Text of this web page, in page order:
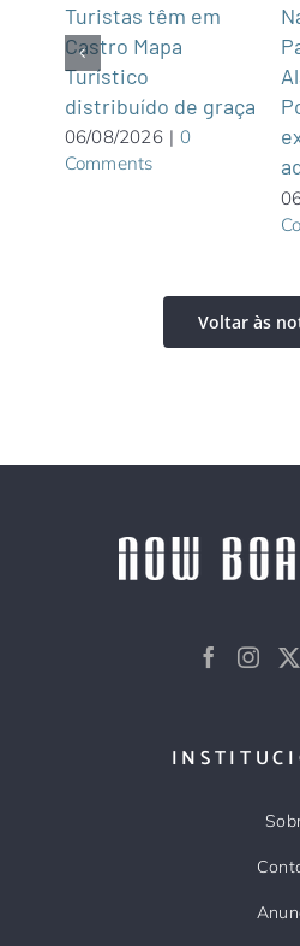
Turistas têm em
Castro Mapa
Turístico
distribuído de graça
06/08/2026 | 0
Comments
Voltar às